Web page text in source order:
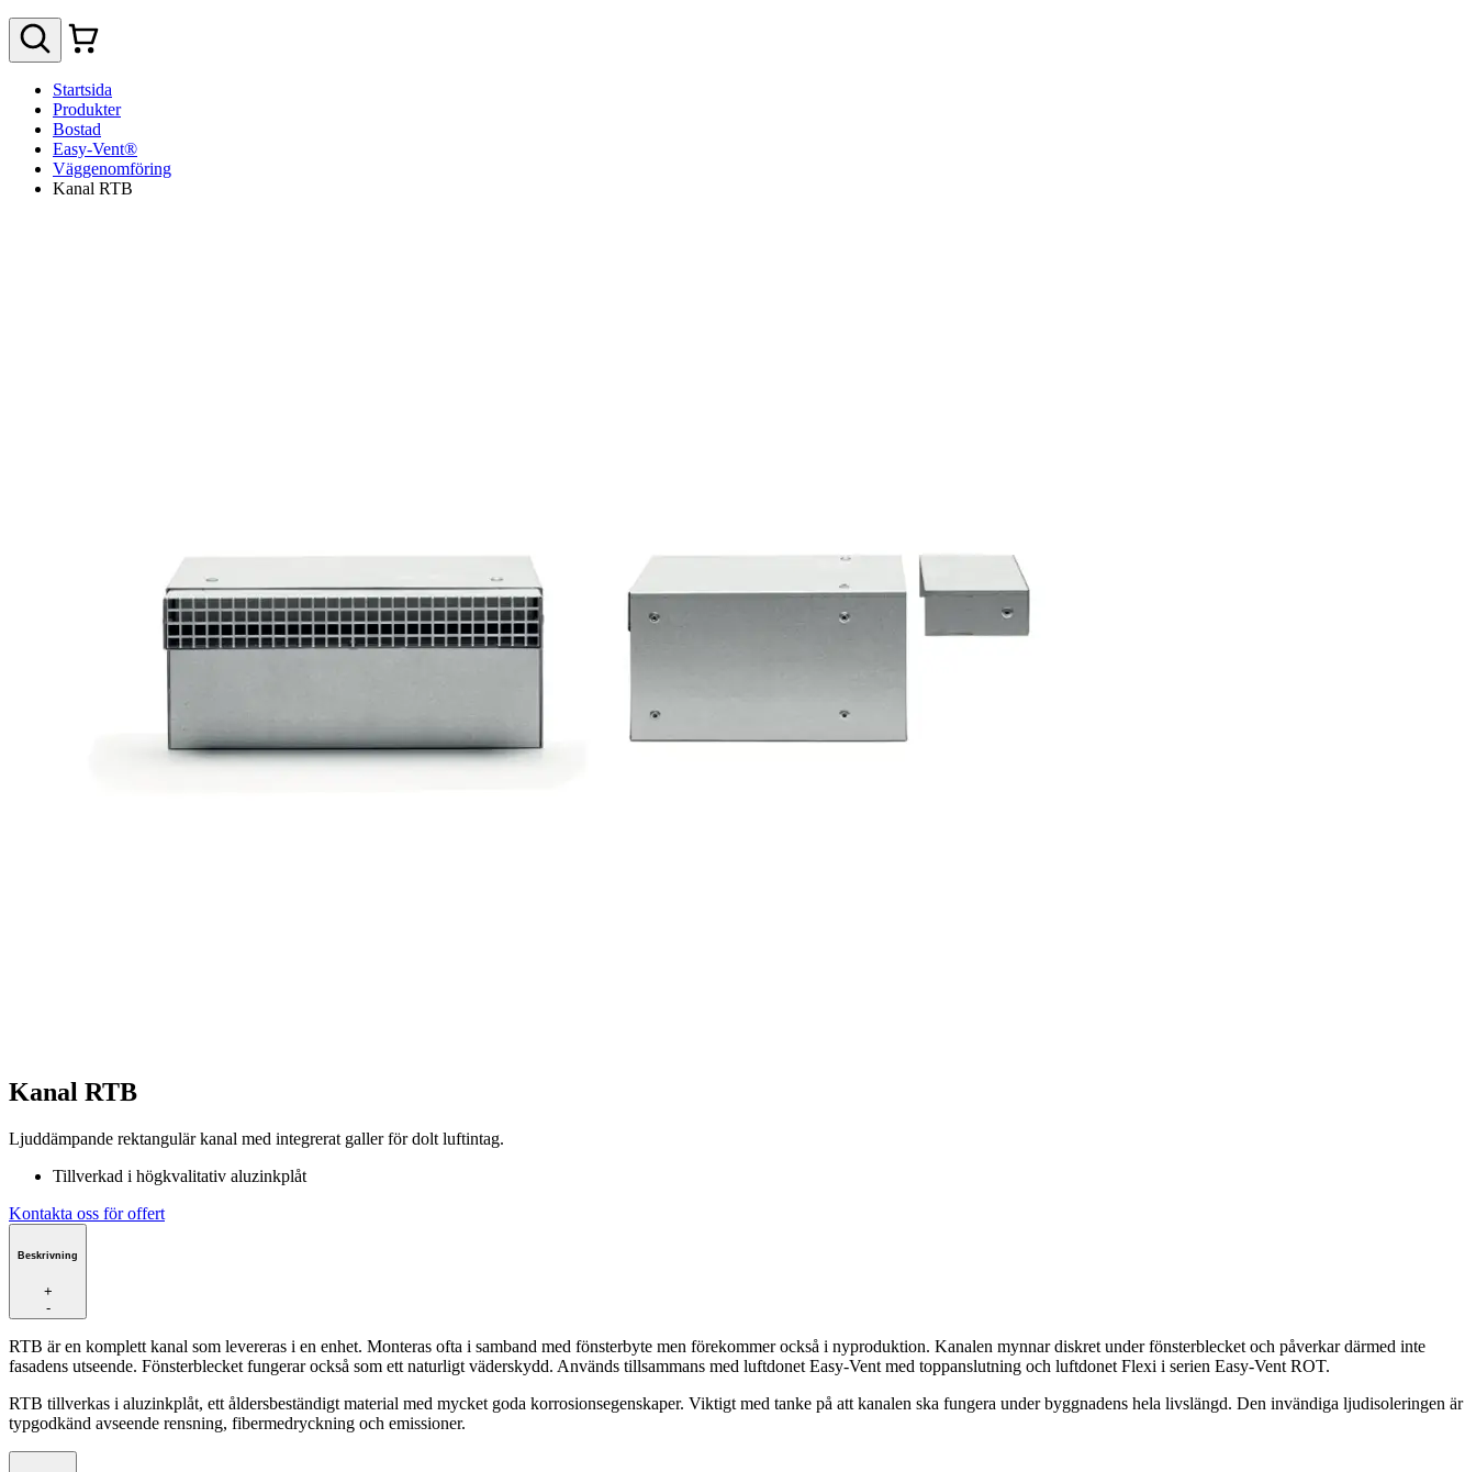
Startsida
Produkter
Bostad
Easy-Vent®
Väggenomföring
Kanal RTB
Kanal RTB
Ljuddämpande rektangulär kanal med integrerat galler för dolt luftintag.
Tillverkad i högkvalitativ aluzinkplåt
Kontakta oss för offert
Beskrivning
+
-
RTB är en komplett kanal som levereras i en enhet. Monteras ofta i samband med fönsterbyte men förekommer också i nyproduktion. Kanalen mynnar diskret under fönsterblecket och påverkar därmed inte
fasadens utseende. Fönsterblecket fungerar också som ett naturligt väderskydd. Används tillsammans med luftdonet Easy-Vent med toppanslutning och luftdonet Flexi i serien Easy-Vent ROT.
RTB tillverkas i aluzinkplåt, ett åldersbeständigt material med mycket goda korrosionsegenskaper. Viktigt med tanke på att kanalen ska fungera under byggnadens hela livslängd. Den invändiga ljudisoleringen är
typgodkänd avseende rensning, fibermedryckning och emissioner.